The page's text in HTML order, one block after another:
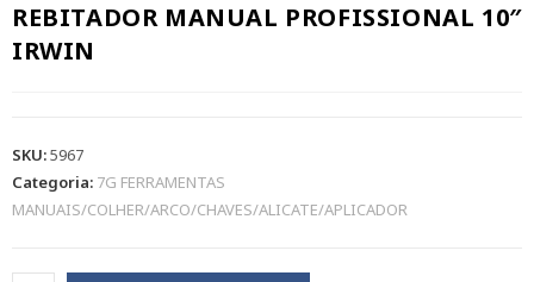
REBITADOR MANUAL PROFISSIONAL 10″
IRWIN
SKU:5967
Categoria: 7G FERRAMENTAS
MANUAIS/COLHER/ARCO/CHAVES/ALICATE/APLICADOR